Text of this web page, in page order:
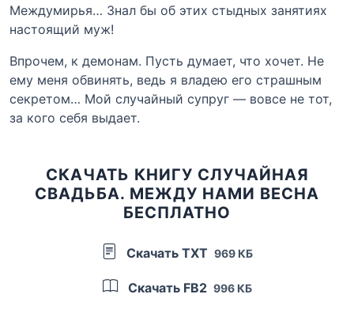
Междумирья… Знал бы об этих стыдных занятиях
настоящий муж!
Впрочем, к демонам. Пусть думает, что хочет. Не
ему меня обвинять, ведь я владею его страшным
секретом… Мой случайный супруг — вовсе не тот,
за кого себя выдает.
СКАЧАТЬ КНИГУ СЛУЧАЙНАЯ
СВАДЬБА. МЕЖДУ НАМИ ВЕСНА
БЕСПЛАТНО
Скачать TXT 969 КБ
Скачать FB2 996 КБ